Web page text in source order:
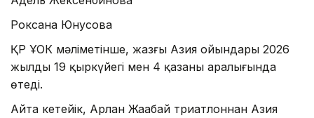
Роксана Юнусова
ҚР ҰОК мәліметінше, жазғы Азия ойындары 2026
жылдың 19 қыркүйегі мен 4 қазаны аралығында
өтеді.
Айта кетейік, Арлан Жаңабай триатлоннан Азия